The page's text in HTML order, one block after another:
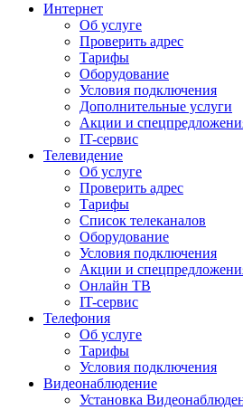
Интернет
Об услуге
Проверить адрес
Тарифы
Оборудование
Условия подключения
Дополнительные услуги
Акции и
IT-сервис
Телевидение
Об услуге
Проверить адрес
Тарифы
Список телеканалов
Оборудование
Условия подключения
Акции и
Онлайн ТВ
IT-сервис
Телефония
Об услуге
Тарифы
Условия подключения
Видеонаблюдение
Установка